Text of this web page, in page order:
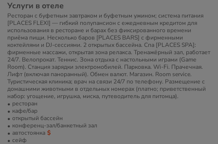
Услуги в отеле
Ресторан с буфетным завтраком и буфетным ужином; система питания
[PLACES FLEXI] — гибкий полупансион с ежедневным кредитом для
использования в ресторане и барах без фиксированного времени
приёма пищи. Несколько баров [PLACES BARS] с фирменными
коктейлями и DJ-сессиями. 2 открытых бассейна. Спа [PLACES SPA]:
фирменные массажи, открытая зона релакса. Тренажёрный зал, работает
24/7. Велопрокат. Теннис. Зона отдыха с настольными играми (Game
Room). Станция зарядки электромобилей. Парковка. Wi-Fi. Прачечная.
Лифт (включая панорамный). Обмен валют. Магазин. Room service.
Туристическая клиника; врач на связи 24/7 по телефону. Размещение с
домашними животными в отдельных номерах (платно; приветственный
набор: угощение, игрушка, миска, путеводитель для питомца).
ресторан
кафе/бар
открытый бассейн
конференц-зал/банкетный зал
автостоянка
сейф